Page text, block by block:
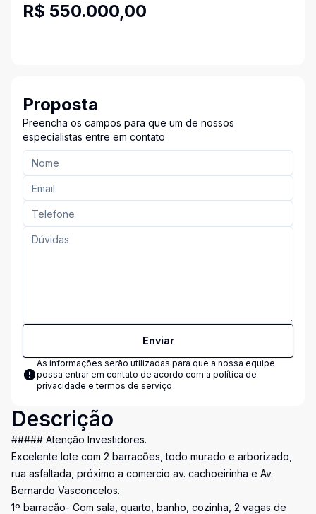
R$ 550.000,00
Proposta
Preencha os campos para que um de nossos
especialistas entre em contato
Enviar
As informações serão utilizadas para que a nossa equipe
possa entrar em contato de acordo com a política de
privacidade e termos de serviço
Descrição
##### Atenção Investidores.
Excelente lote com 2 barracões, todo murado e arborizado,
rua asfaltada, próximo a comercio av. cachoeirinha e Av.
Bernardo Vasconcelos.
1º barracão- Com sala, quarto, banho, cozinha, 2 vagas de